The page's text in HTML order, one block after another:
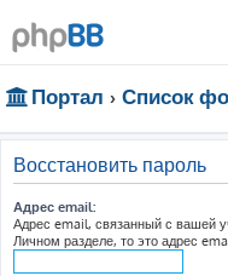
Портал Список
Восстановить пароль
Адрес email:
Адрес email, связанный с вашей
Личном разделе, то это адрес